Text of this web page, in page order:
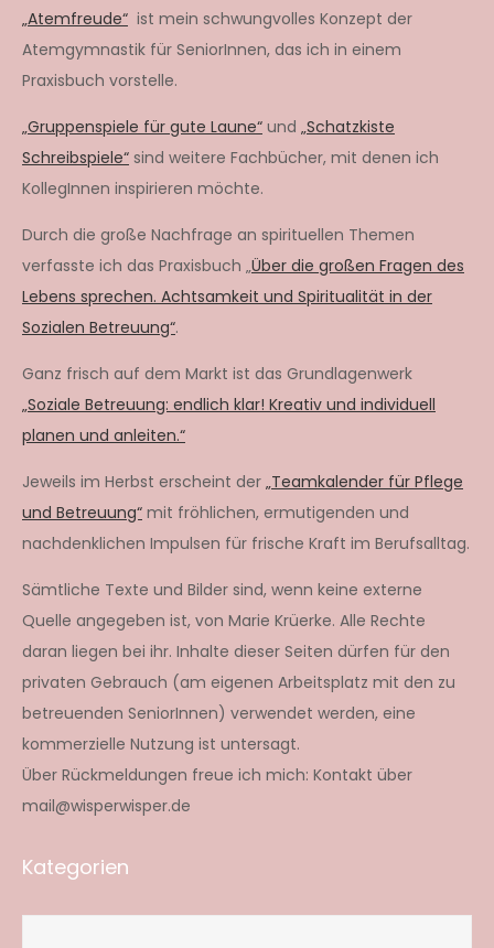
„Atemfreude“ ist mein schwungvolles Konzept der
Atemgymnastik für SeniorInnen, das ich in einem
Praxisbuch vorstelle.
„Gruppenspiele für gute Laune“ und „Schatzkiste
Schreibspiele“ sind weitere Fachbücher, mit denen ich
KollegInnen inspirieren möchte.
Durch die große Nachfrage an spirituellen Themen
verfasste ich das Praxisbuch „Über die großen Fragen des
Lebens sprechen. Achtsamkeit und Spiritualität in der
Sozialen Betreuung“.
Ganz frisch auf dem Markt ist das Grundlagenwerk
„Soziale Betreuung: endlich klar! Kreativ und individuell
planen und anleiten.“
Jeweils im Herbst erscheint der „Teamkalender für Pflege
und Betreuung“ mit fröhlichen, ermutigenden und
nachdenklichen Impulsen für frische Kraft im Berufsalltag.
Sämtliche Texte und Bilder sind, wenn keine externe
Quelle angegeben ist, von Marie Krüerke. Alle Rechte
daran liegen bei ihr. Inhalte dieser Seiten dürfen für den
privaten Gebrauch (am eigenen Arbeitsplatz mit den zu
betreuenden SeniorInnen) verwendet werden, eine
kommerzielle Nutzung ist untersagt.
Über Rückmeldungen freue ich mich: Kontakt über
mail@wisperwisper.de
Kategorien